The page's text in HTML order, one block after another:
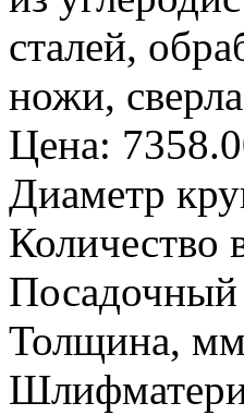
сталей,
ножи,
Цена:
Диаметр
Количество
Толщина, мм